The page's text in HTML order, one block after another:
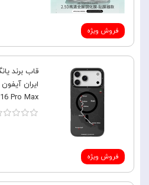
فروش ویژه
فروش ویژه
16 Pro Max